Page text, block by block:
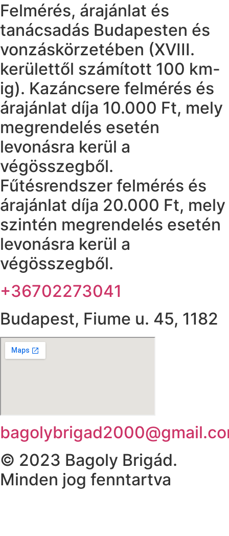
Felmérés, árajánlat és
tanácsadás Budapesten és
vonzáskörzetében (XVIII.
kerülettől számított 100 km-
ig). Kazáncsere felmérés és
árajánlat díja 10.000 Ft, mely
megrendelés esetén
levonásra kerül a
végösszegből.
Fűtésrendszer felmérés és
árajánlat díja 20.000 Ft, mely
szintén megrendelés esetén
levonásra kerül a
végösszegből.
+36702273041
Budapest, Fiume u. 45, 1182
© 2023 Bagoly Brigád.
Minden jog fenntartva